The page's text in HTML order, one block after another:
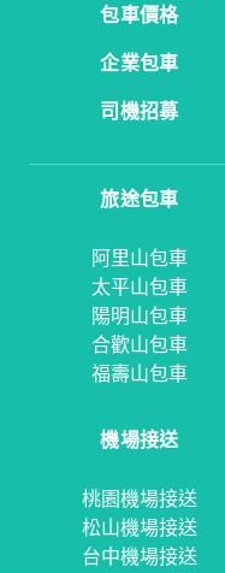
包車價格
企業包車
司機招募
旅途包車
阿里山包車
太平山包車
陽明山包車
合歡山包車
福壽山包車
機場接送
桃園機場接送
松山機場接送
台中機場接送